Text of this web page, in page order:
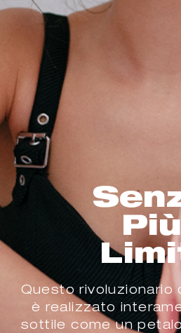
Questo rivoluzionario
è realizzato
sottile come un